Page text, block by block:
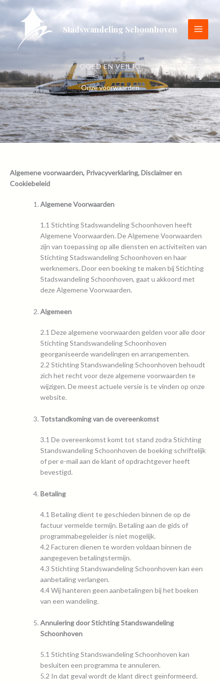
Ga
de
inhoud
Stadswandeling Schoonhoven
GOED EN VEILIG
Onze voorwaarden
Algemene voorwaarden, Privacyverklaring, Disclaimer en
Cookiebeleid
Algemene Voorwaarden
1.1 Stichting Stadswandeling Schoonhoven heeft
Algemene Voorwaarden. De Algemene Voorwaarden
zijn van toepassing op alle diensten en activiteiten van
Stichting Stadswandeling Schoonhoven en haar
werknemers. Door een boeking te maken bij Stichting
Stadswandeling Schoonhoven, gaat u akkoord met
deze Algemene Voorwaarden.
Algemeen
2.1 Deze algemene voorwaarden gelden voor alle door
Stichting Standswandeling Schoonhoven
georganiseerde wandelingen en arrangementen.
2.2 Stichting Standswandeling Schoonhoven behoudt
zich het recht voor deze algemene voorwaarden te
wijzigen. De meest actuele versie is te vinden op onze
website.
Totstandkoming van de overeenkomst
3.1 De overeenkomst komt tot stand zodra Stichting
Standswandeling Schoonhoven de boeking schriftelijk
of per e-mail aan de klant of opdrachtgever heeft
bevestigd.
Betaling
4.1 Betaling dient te geschieden binnen de op de
factuur vermelde termijn. Betaling aan de gids of
programmabegeleider is niet mogelijk.
4.2 Facturen dienen te worden voldaan binnen de
aangegeven betalingstermijn.
4.3 Stichting Standswandeling Schoonhoven kan een
aanbetaling verlangen.
4.4 Wij hanteren geen aanbetalingen bij het boeken
van een wandeling.
Annulering door Stichting Standswandeling
Schoonhoven
5.1 Stichting Standswandeling Schoonhoven kan
besluiten een programma te annuleren.
5.2 In dat geval wordt de klant direct geïnformeerd.